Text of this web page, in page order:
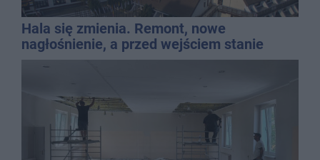
Hala się zmienia. Remont, nowe
nagłośnienie, a przed wejściem stanie
QEMETICA ARENA